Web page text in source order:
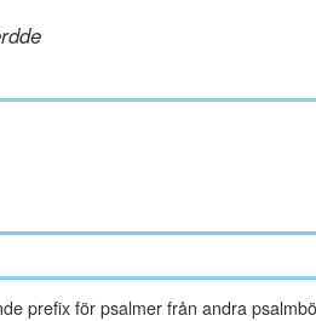
prefix för psalmer från andra